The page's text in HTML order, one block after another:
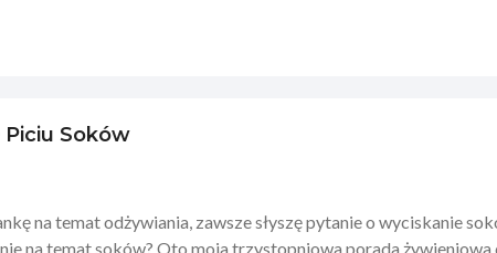
Piciu Soków
na temat odżywiania, zawsze słyszę pytanie o wyciskanie
na temat soków? Oto moja trzystopniowa porada